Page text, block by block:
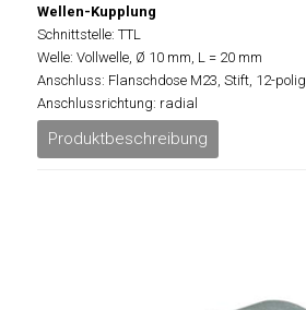
Wellen-Kupplung
Schnittstelle: TTL
Welle: Vollwelle, Ø 10 mm, L = 20 mm
Anschluss: Flanschdose M23, Stift, 12-polig
Anschlussrichtung: radial
Produktbeschreibung